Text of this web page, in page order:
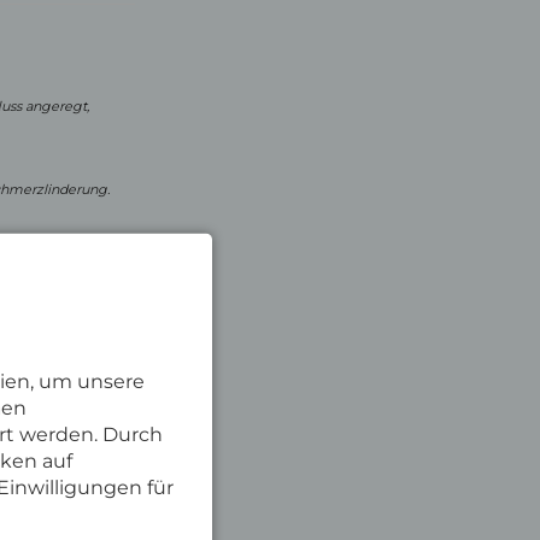
angeregt,
€
um unsere
werden. Durch
auf
für